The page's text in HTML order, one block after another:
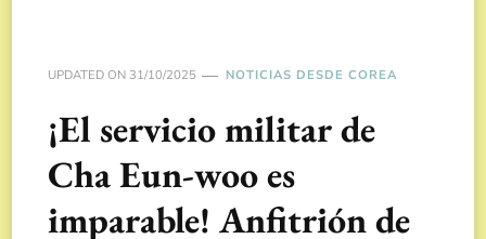
UPDATED ON 31/10/2025 NOTICIAS DESDE COREA
¡El servicio militar de
Cha Eun-woo es
imparable! Anfitrión de